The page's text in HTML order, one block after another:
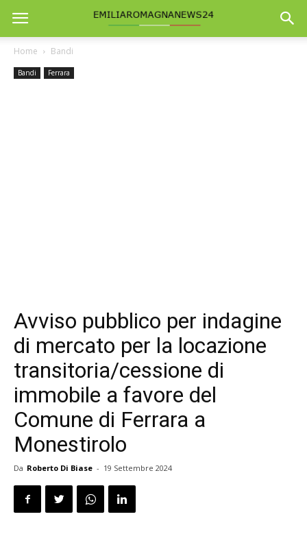
Home Bandi
Bandi Ferrara
Avviso pubblico per indagine
di mercato per la locazione
transitoria/cessione di
immobile a favore del
Comune di Ferrara a
Monestirolo
Da Roberto Di Biase - 19 Settembre 2024